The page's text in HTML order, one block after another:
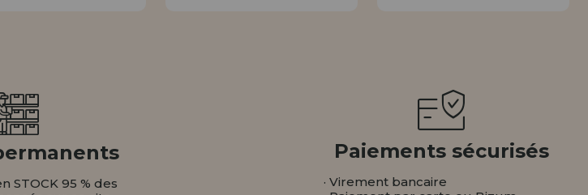
STOCK 95 % des
Paiements sécurisés
· Virement bancaire